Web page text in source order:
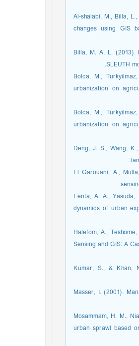
Al-shalabi, M., Billa,
changes using GIS
Billa, M. A. L. (2013).
SLEUTH
Bolca, M.,
urbanization on
Bolca, M.,
urbanization on
Deng, J. S., Wang,
El Garouani, A.,
Fenta, A. A.,
dynamics of urban
Halefom, A.,
Sensing and GIS: A
Kumar, S., & Khan,
Masser, I. (2001).
Mosammam, H. M.,
urban sprawl based